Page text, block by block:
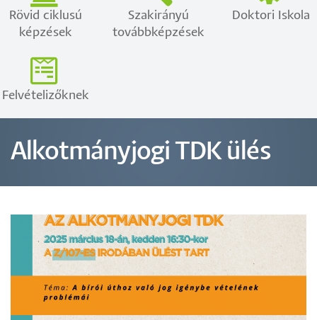
Rövid ciklusú
képzések
Szakirányú
továbbképzések
Doktori Iskola
Felvételizőknek
Alkotmányjogi TDK ülés